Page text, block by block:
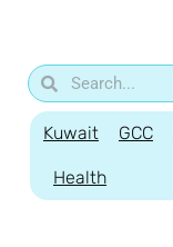
Kuwait GCC
Health